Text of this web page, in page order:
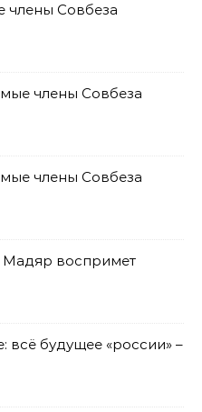
члены Совбеза
члены Совбеза
члены Совбеза
воспримет
всё будущее «россии» –